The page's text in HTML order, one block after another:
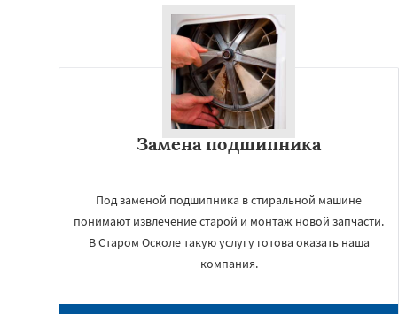
Замена подшипника
Под заменой подшипника в стиральной машине
понимают извлечение старой и монтаж новой запчасти.
В Старом Осколе такую услугу готова оказать наша
компания.